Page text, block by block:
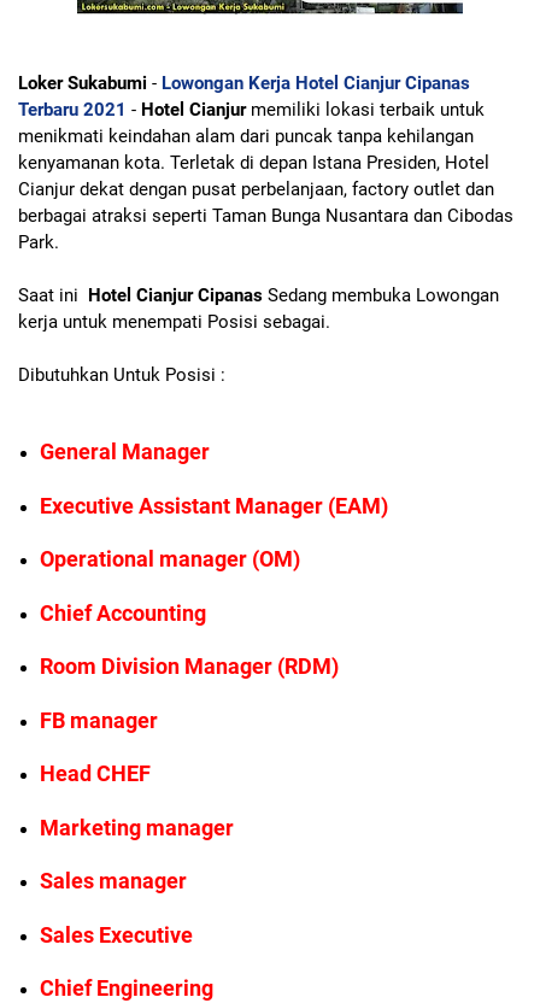
Loker Sukabumi - Lowongan Kerja Hotel Cianjur Cipanas
Terbaru 2021 - Hotel Cianjurmemiliki lokasi terbaik untuk
menikmati keindahan alam dari puncak tanpa kehilangan
kenyamanan kota. Terletak di depan Istana Presiden, Hotel
Cianjur dekat dengan pusat perbelanjaan, factory outlet dan
berbagai atraksi seperti Taman Bunga Nusantara dan Cibodas
Park.
Saat ini Hotel Cianjur Cipanas Sedang membuka Lowongan
kerja untuk menempati Posisi sebagai.
Dibutuhkan Untuk Posisi :
General Manager
Executive Assistant Manager (EAM)
Operational manager (OM)
Chief Accounting
Room Division Manager (RDM)
FB manager
Head CHEF
Marketing manager
Sales manager
Sales Executive
Chief Engineering